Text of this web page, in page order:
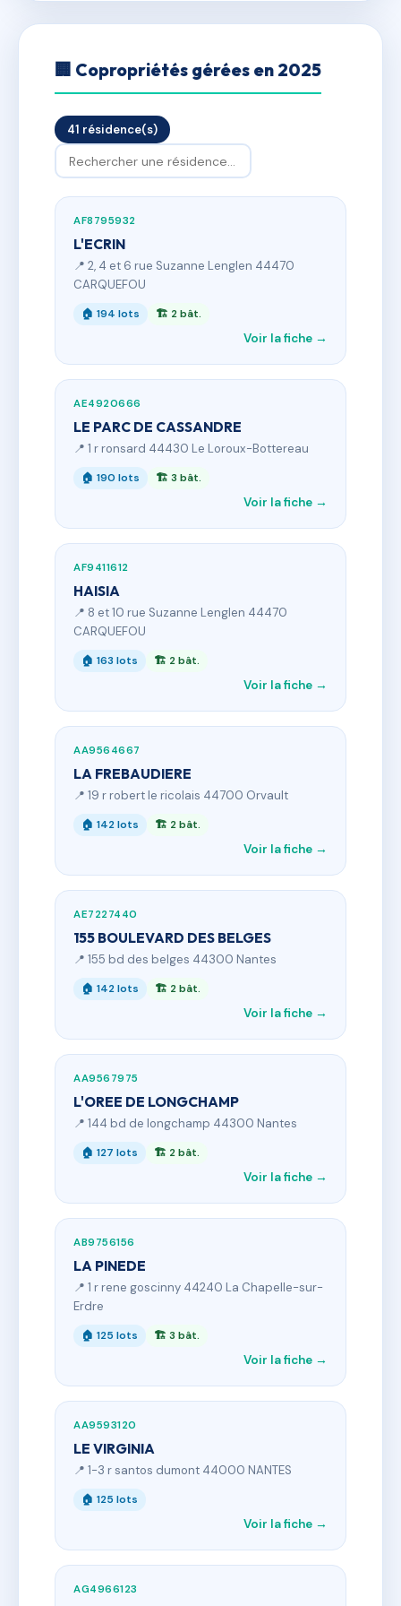
🏢 Copropriétés gérées en 2025
41 résidence(s)
AF8795932
L'ECRIN
📍 2, 4 et 6 rue Suzanne Lenglen 44470
CARQUEFOU
🏠 194 lots 🏗 2 bât.
Voir la fiche →
AE4920666
LE PARC DE CASSANDRE
📍 1 r ronsard 44430 Le Loroux-Bottereau
🏠 190 lots 🏗 3 bât.
Voir la fiche →
AF9411612
HAISIA
📍 8 et 10 rue Suzanne Lenglen 44470
CARQUEFOU
🏠 163 lots 🏗 2 bât.
Voir la fiche →
AA9564667
LA FREBAUDIERE
📍 19 r robert le ricolais 44700 Orvault
🏠 142 lots 🏗 2 bât.
Voir la fiche →
AE7227440
155 BOULEVARD DES BELGES
📍 155 bd des belges 44300 Nantes
🏠 142 lots 🏗 2 bât.
Voir la fiche →
AA9567975
L'OREE DE LONGCHAMP
📍 144 bd de longchamp 44300 Nantes
🏠 127 lots 🏗 2 bât.
Voir la fiche →
AB9756156
LA PINEDE
📍 1 r rene goscinny 44240 La Chapelle-sur-
Erdre
🏠 125 lots 🏗 3 bât.
Voir la fiche →
AA9593120
LE VIRGINIA
📍 1-3 r santos dumont 44000 NANTES
🏠 125 lots
Voir la fiche →
AG4966123